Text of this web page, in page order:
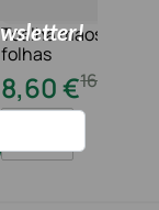
Toalha maos 2f
folhas
16
8,60€